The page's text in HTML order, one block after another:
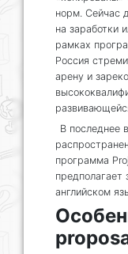
норм. Сейчас
на заработки
рамках
Россия
арену и
В последнее
программа
предполагает
английском